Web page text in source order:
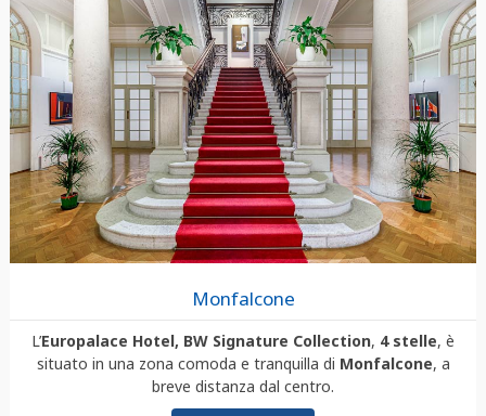
Monfalcone
L’Europalace Hotel, BW Signature Collection, 4 stelle, è
situato in una zona comoda e tranquilla di Monfalcone, a
breve distanza dal centro.